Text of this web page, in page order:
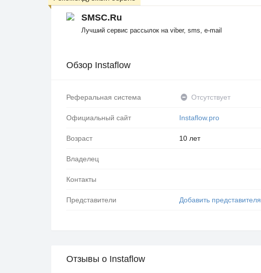
SMSC.Ru
Лучший сервис рассылок на viber, sms, e-mail
Обзор Instaflow
Реферальная система Отсутствует
Официальный сайт Instaflow.pro
Возраст 10 лет
Владелец
Контакты
Представители Добавить представителя
Отзывы о Instaflow